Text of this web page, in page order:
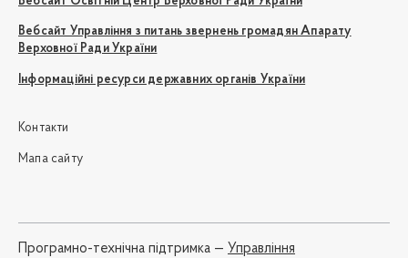
Вебсайт Управління з питань звернень громадян Апарату
Верховної Ради України
Інформаційні ресурси державних органів України
Контакти
Мапа сайту
Програмно-технічна підтримка — Управління